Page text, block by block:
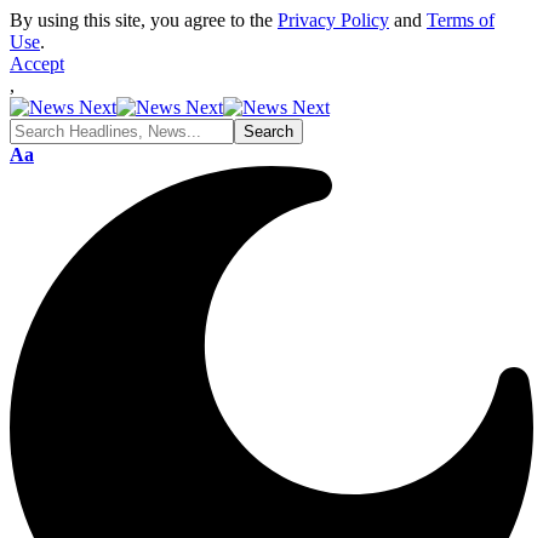
By using this site, you agree to the Privacy Policy and Terms of
Use.
Accept
,
Font
Aa